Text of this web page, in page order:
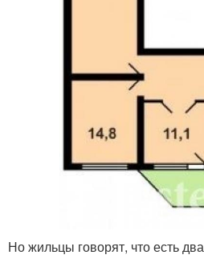
Но жильцы говорят, что есть